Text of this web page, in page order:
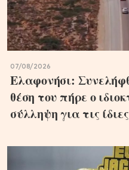
07/08/2026
Ελαφονήσι:
θέση του πήρε ο
σύλληψη για τις